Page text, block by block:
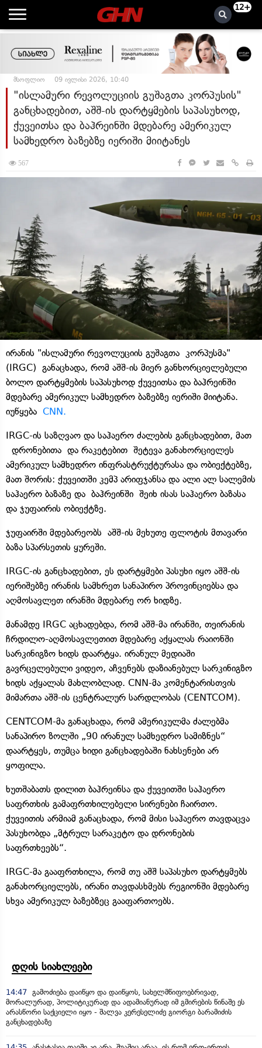
12+
მსოფლიო 09 ივლისი 2026, 10:40
"ისლამური რევოლუციის გუშაგთა კორპუსის"
განცხადებით, აშშ-ის დარტყმების საპასუხოდ,
ქუვეითსა და ბაჰრეინში მდებარე ამერიკულ
სამხედრო ბაზებზე იერიში მიიტანეს
567
ირანის "ისლამური რევოლუციის გუშაგთა კორპუსმა"
(IRGC) განაცხადა, რომ აშშ-ის მიერ განხორციელებული
ბოლო დარტყმების საპასუხოდ ქუვეითსა და ბაჰრეინში
მდებარე ამერიკულ სამხედრო ბაზებზე იერიში მიიტანა.
იუწყება CNN.
IRGC-ის საზღვაო და საჰაერო ძალების განცხადებით, მათ
დრონებითა და რაკეტებით შეტევა განახორციელეს
ამერიკულ სამხედრო ინფრასტრუქტურასა და ობიექტებზე,
მათ შორის: ქუვეითში კემპ არიფჯანსა და ალი ალ სალემის
საჰაერო ბაზაზე და ბაჰრეინში შეიხ ისას საჰაერო ბაზასა
და ჯუფაირის ობიექტზე.
ჯუფაირში მდებარეობს აშშ-ის მეხუთე ფლოტის მთავარი
ბაზა სპარსეთის ყურეში.
IRGC-ის განცხადებით, ეს დარტყმები პასუხი იყო აშშ-ის
იერიშებზე ირანის სამხრეთ სანაპირო პროვინციებსა და
აღმოსავლეთ ირანში მდებარე ორ ხიდზე.
მანამდე IRGC აცხადებდა, რომ აშშ-მა ირანში, თეირანის
ჩრდილო-აღმოსავლეთით მდებარე აქყალას რაიონში
სარკინიგზო ხიდს დაარტყა. ირანულ მედიაში
გავრცელებული ვიდეო, აჩვენებს დაზიანებულ სარკინიგზო
ხიდს აქყალას მახლობლად. CNN-მა კომენტარისთვის
მიმართა აშშ-ის ცენტრალურ სარდლობას (CENTCOM).
CENTCOM-მა განაცხადა, რომ ამერიკულმა ძალებმა
სანაპირო ზოლში „90 ირანულ სამხედრო სამიზნეს“
დაარტყეს, თუმცა ხიდი განცხადებაში ნახსენები არ
ყოფილა.
ხუთშაბათს დილით ბაჰრეინსა და ქუვეითში საჰაერო
საფრთხის გამაფრთხილებელი სირენები ჩაირთო.
ქუვეითის არმიამ განაცხადა, რომ მისი საჰაერო თავდაცვა
პასუხობდა „მტრულ სარაკეტო და დრონების
საფრთხეებს“.
IRGC-მა გააფრთხილა, რომ თუ აშშ საპასუხო დარტყმებს
განახორციელებს, ირანი თავდასხმებს რეგიონში მდებარე
სხვა ამერიკულ ბაზებზეც გააფართოებს.
დღის სიახლეები
14:47 გამოძიება დაიწყო და დაიწყოს, სახელმწიფოებრივად,
მორალურად, პოლიტიკურად და ადამიანურად იმ გმირების წინაშე ეს
არასწორი საქციელი იყო - შალვა კერესელიძე გიორგი ბარამიძის
განცხადებაზე